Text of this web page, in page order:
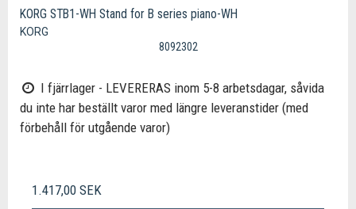
KORG STB1-WH Stand for B series piano-WH
KORG
8092302
I fjärrlager - LEVERERAS inom 5-8 arbetsdagar, såvida
du inte har beställt varor med längre leveranstider (med
förbehåll för utgående varor)
1.417,00 SEK